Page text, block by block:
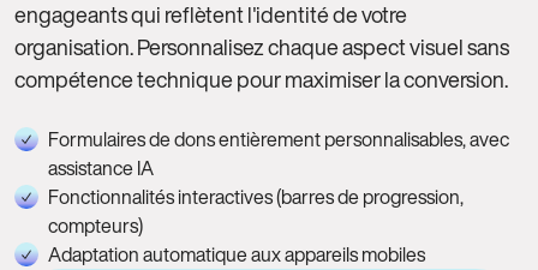
engageants qui reflètent l'identité de votre
organisation. Personnalisez chaque aspect visuel sans
compétence technique pour maximiser la conversion.
Formulaires de dons entièrement personnalisables, avec
assistance IA
Fonctionnalités interactives (barres de progression,
compteurs)
Adaptation automatique aux appareils mobiles